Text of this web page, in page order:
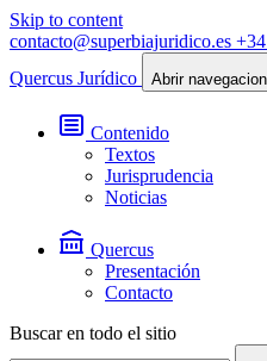
Skip to content
contacto@superbiajuridico.es
Quercus Jurídico
Abrir navegacion
Contenido
Textos
Jurisprudencia
Noticias
Quercus
Presentación
Contacto
Buscar en todo el sitio